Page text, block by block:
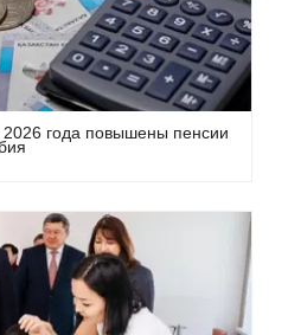
2026 года повышены пенсии